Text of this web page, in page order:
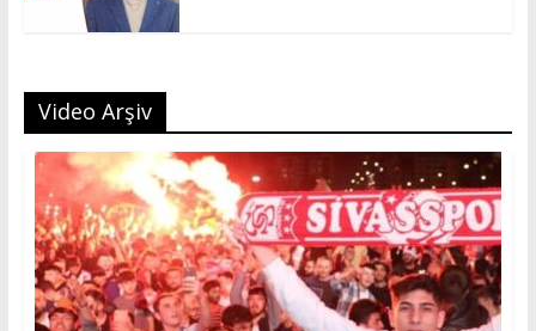
Video Arşiv